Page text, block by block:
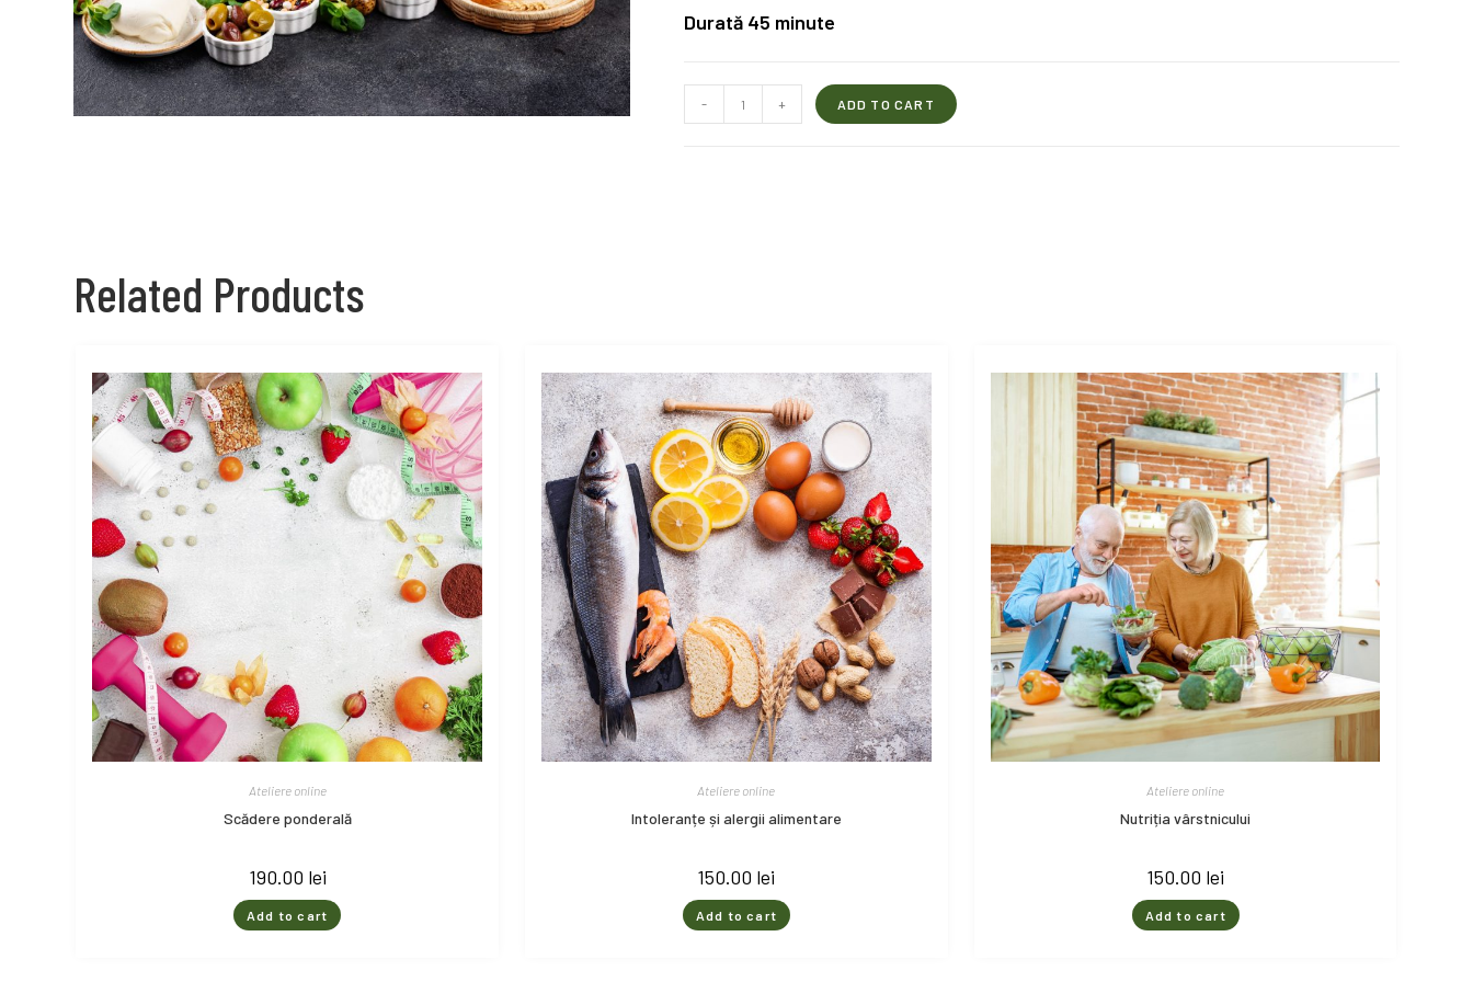
Durată 45 minute
- + ADD TO CART
Related Products
Ateliere online
Scădere ponderală
190.00 lei
Add to cart
Ateliere online
Intoleranțe și alergii alimentare
150.00 lei
Add to cart
Ateliere online
Nutriția vârstnicului
150.00 lei
Add to cart